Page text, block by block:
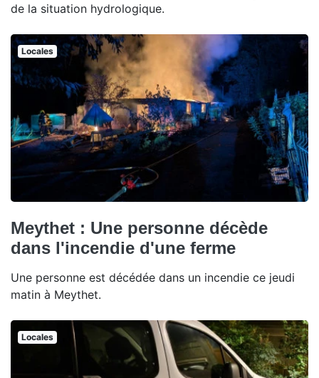
de la situation hydrologique.
Locales
Meythet : Une personne décède
dans l'incendie d'une ferme
Une personne est décédée dans un incendie ce jeudi
matin à Meythet.
Locales